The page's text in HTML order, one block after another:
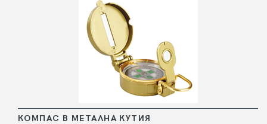
КОМПАС В МЕТАЛНА КУТИЯ